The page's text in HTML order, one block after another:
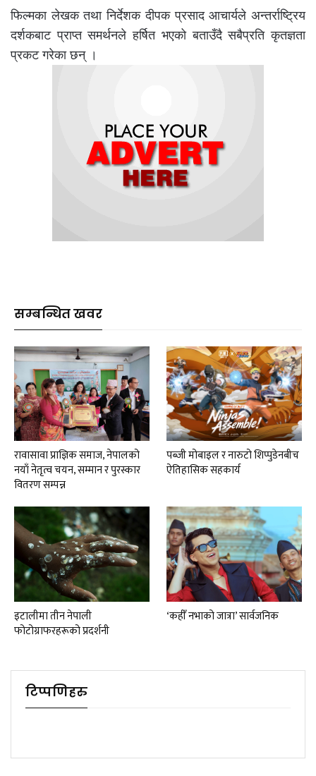
फिल्मका लेखक तथा निर्देशक दीपक प्रसाद आचार्यले अन्तर्राष्ट्रिय
दर्शकबाट प्राप्त समर्थनले हर्षित भएको बताउँदै सबैप्रति कृतज्ञता
प्रकट गरेका छन् ।
सम्बन्धित खवर
रावासावा प्राज्ञिक समाज, नेपालको
नयाँ नेतृत्व चयन, सम्मान र पुरस्कार
वितरण सम्पन्न
पब्जी मोबाइल र नारुटो शिप्पुडेनबीच
ऐतिहासिक सहकार्य
इटालीमा तीन नेपाली
फोटोग्राफरहरूको प्रदर्शनी
‘कहीँ नभाको जात्रा’ सार्वजनिक
टिप्पणिहरु